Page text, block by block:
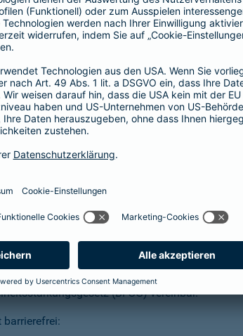
Homepages
der digitalen Barrierefreiheit auf
(BFSG) vereinbar.